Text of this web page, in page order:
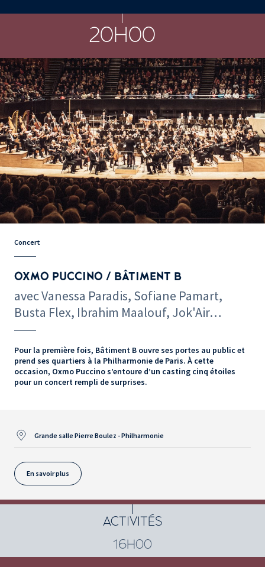
20H00
Concert
OXMO PUCCINO / BÂTIMENT B
avec Vanessa Paradis, Sofiane Pamart,
Busta Flex, Ibrahim Maalouf, Jok'Air…
Pour la première fois, Bâtiment B ouvre ses portes au public et
prend ses quartiers à la Philharmonie de Paris. À cette
occasion, Oxmo Puccino s’entoure d’un casting cinq étoiles
pour un concert rempli de surprises.
Grande salle Pierre Boulez - Philharmonie
En savoir plus
ACTIVITÉS
16H00